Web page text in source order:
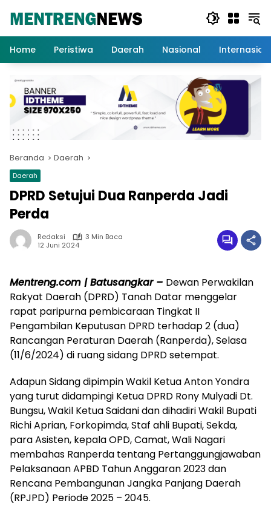
Home
Peristiwa Daerah Nasional
Beranda Daerah
Daerah
DPRD Setujui Dua Ranperda Jadi
Perda
Redaksi
3 Min Baca
12 Juni 2024
Mentreng.com | Batusangkar – Dewan Perwakilan
Rakyat Daerah (DPRD) Tanah Datar menggelar
rapat paripurna pembicaraan Tingkat II
Pengambilan Keputusan DPRD terhadap 2 (dua)
Rancangan Peraturan Daerah (Ranperda), Selasa
(11/6/2024) di ruang sidang DPRD setempat.
Adapun Sidang dipimpin Wakil Ketua Anton Yondra
yang turut didampingi Ketua DPRD Rony Mulyadi Dt.
Bungsu, Wakil Ketua Saidani dan dihadiri Wakil Bupati
Richi Aprian, Forkopimda, Staf ahli Bupati, Sekda,
para Asisten, kepala OPD, Camat, Wali Nagari
membahas Ranperda tentang Pertanggungjawaban
Pelaksanaan APBD Tahun Anggaran 2023 dan
Rencana Pembangunan Jangka Panjang Daerah
(RPJPD) Periode 2025 – 2045.